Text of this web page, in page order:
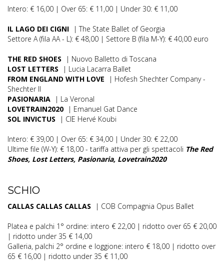
Intero: € 16,00 | Over 65: € 11,00 | Under 30: € 11,00
IL LAGO DEI CIGNI
| The State Ballet of Georgia
Settore A (fila AA - L): € 48,00 | Settore B (fila M-Y): € 40,00 euro
THE RED SHOES
| Nuovo Balletto di Toscana
LOST LETTERS
| Lucia Lacarra Ballet
FROM ENGLAND WITH LOVE
| Hofesh Shechter Company -
Shechter II
PASIONARIA
| La Veronal
LOVETRAIN2020
| Emanuel Gat Dance
SOL INVICTUS
| CIE Hervé Koubi
Intero: € 39,00 | Over 65: € 34,00 | Under 30: € 22,00
Ultime file (W-Y): € 18,00 - tariffa attiva per gli spettacoli The Red
Shoes, Lost Letters, Pasionaria, Lovetrain2020
SCHIO
CALLAS CALLAS CALLAS | COB Compagnia Opus Ballet
Platea e palchi 1° ordine: intero € 22,00 | ridotto over 65 € 20,00
| ridotto under 35 € 14,00
Galleria, palchi 2° ordine e loggione: intero € 18,00 | ridotto over
65 € 16,00 | ridotto under 35 € 11,00